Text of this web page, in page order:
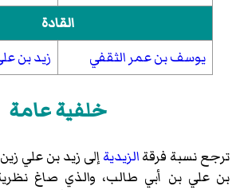
القادة
يوسف بن عمر الثقفي
زيد بن
خلفية عامة
ترجع نسبة فرقةالزيديةإلى زيد بن علي
بن علي بن أبي طالب، والذي صاغ